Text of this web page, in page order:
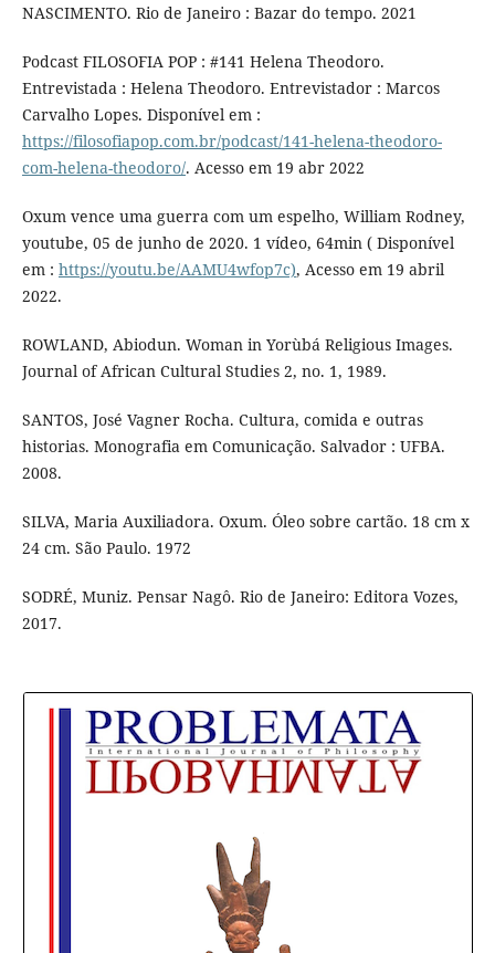
NASCIMENTO. Rio de Janeiro : Bazar do tempo. 2021
Podcast FILOSOFIA POP : #141 Helena Theodoro.
Entrevistada : Helena Theodoro. Entrevistador : Marcos
Carvalho Lopes. Disponível em :
https://filosofiapop.com.br/podcast/141-helena-theodoro-
com-helena-theodoro/. Acesso em 19 abr 2022
Oxum vence uma guerra com um espelho, William Rodney,
youtube, 05 de junho de 2020. 1 vídeo, 64min ( Disponível
em : https://youtu.be/AAMU4wfop7c), Acesso em 19 abril
2022.
ROWLAND, Abiodun. Woman in Yorùbá Religious Images.
Journal of African Cultural Studies 2, no. 1, 1989.
SANTOS, José Vagner Rocha. Cultura, comida e outras
historias. Monografia em Comunicação. Salvador : UFBA.
2008.
SILVA, Maria Auxiliadora. Oxum. Óleo sobre cartão. 18 cm x
24 cm. São Paulo. 1972
SODRÉ, Muniz. Pensar Nagô. Rio de Janeiro: Editora Vozes,
2017.